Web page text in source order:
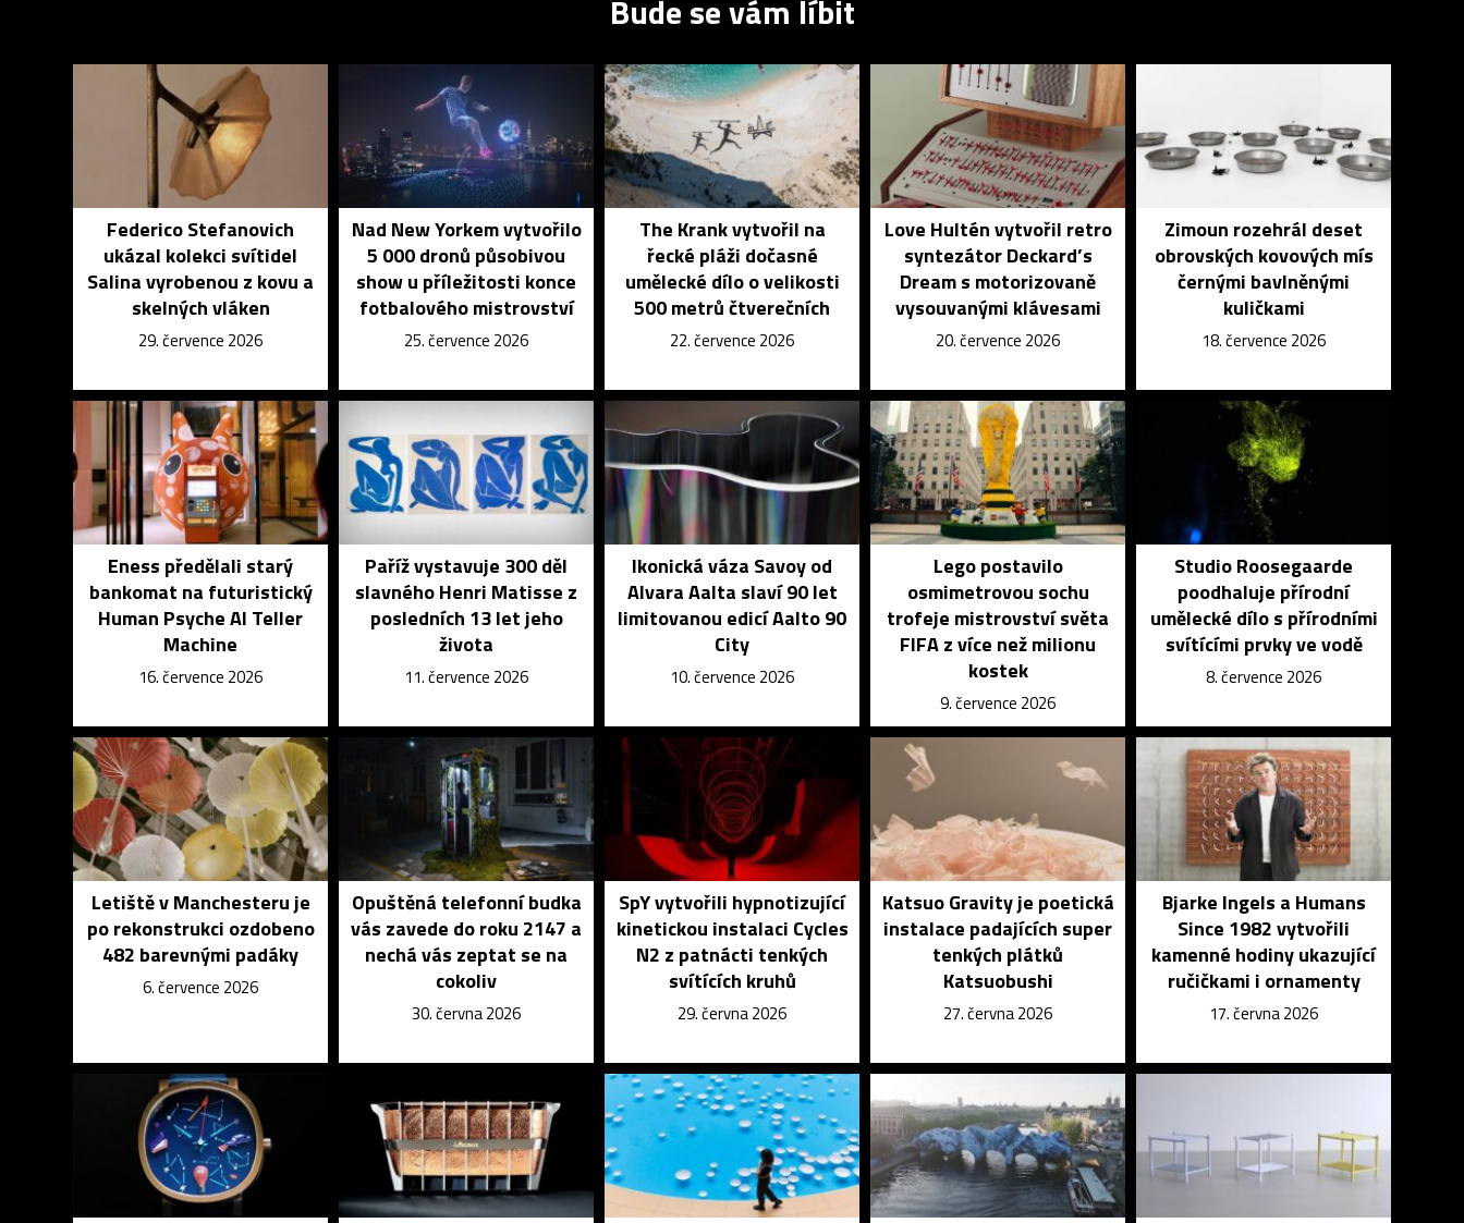
Bude se vám líbit
Federico Stefanovich
ukázal kolekci svítidel
Salina vyrobenou z kovu a
skelných vláken
29. července 2026
Nad New Yorkem vytvořilo
5 000 dronů působivou
show u příležitosti konce
fotbalového mistrovství
25. července 2026
The Krank vytvořil na
řecké pláži dočasné
umělecké dílo o velikosti
500 metrů čtverečních
22. července 2026
Love Hultén vytvořil retro
syntezátor Deckard’s
Dream s motorizovaně
vysouvanými klávesami
20. července 2026
Zimoun rozehrál deset
obrovských kovových mís
černými bavlněnými
kuličkami
18. července 2026
Eness předělali starý
bankomat na futuristický
Human Psyche AI Teller
Machine
16. července 2026
Paříž vystavuje 300 děl
slavného Henri Matisse z
posledních 13 let jeho
života
11. července 2026
Ikonická váza Savoy od
Alvara Aalta slaví 90 let
limitovanou edicí Aalto 90
City
10. července 2026
Lego postavilo
osmimetrovou sochu
trofeje mistrovství světa
FIFA z více než milionu
kostek
9. července 2026
Studio Roosegaarde
poodhaluje přírodní
umělecké dílo s přírodními
svítícími prvky ve vodě
8. července 2026
Letiště v Manchesteru je
po rekonstrukci ozdobeno
482 barevnými padáky
6. července 2026
Opuštěná telefonní budka
vás zavede do roku 2147 a
nechá vás zeptat se na
cokoliv
30. června 2026
SpY vytvořili hypnotizující
kinetickou instalaci Cycles
N2 z patnácti tenkých
svítících kruhů
29. června 2026
Katsuo Gravity je poetická
instalace padajících super
tenkých plátků
Katsuobushi
27. června 2026
Bjarke Ingels a Humans
Since 1982 vytvořili
kamenné hodiny ukazující
ručičkami i ornamenty
17. června 2026